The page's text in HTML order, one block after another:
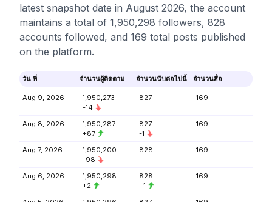
latest snapshot date in August 2026, the account
maintains a total of 1,950,298 followers, 828
accounts followed, and 169 total posts published
on the platform.
วัน ที่ จำนวนผู้ติดตาม จำนวนนับต่อไปนี้ จำนวนสื่อ
Aug 9, 2026
1,950,273
-14
827 169
Aug 8, 2026
1,950,287
+87
827
-1
169
Aug 7, 2026
1,950,200
-98
828 169
Aug 6, 2026
1,950,298
+2
828
+1
169